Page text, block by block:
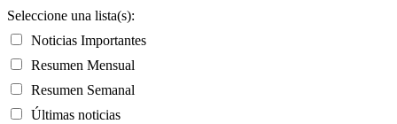
Seleccione una lista(s):
Noticias Importantes
Resumen Mensual
Resumen Semanal
Últimas noticias